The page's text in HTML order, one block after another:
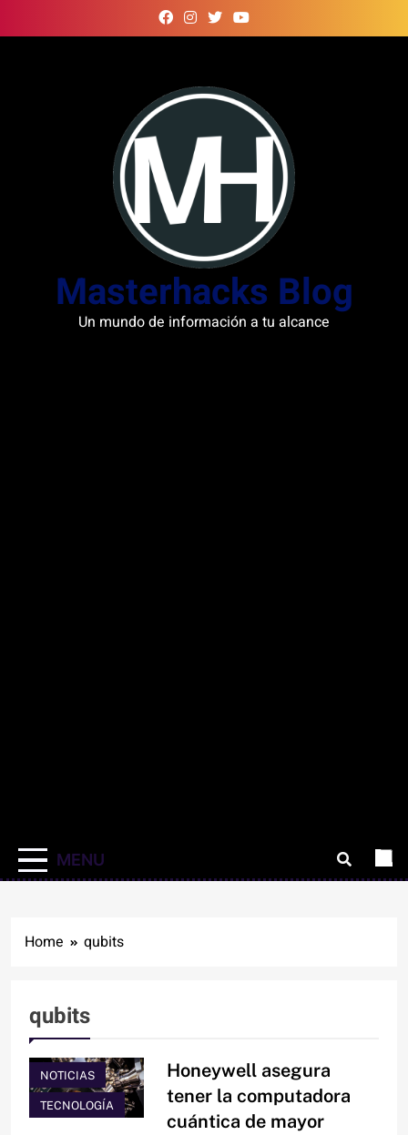
to
Masterhacks Blog
Un mundo de información a tu alcance
MENU
Home qubits
qubits
NOTICIAS
TECNOLOGÍA
Honeywell asegura
tener la computadora
cuántica de mayor